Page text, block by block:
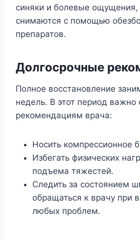
синяки и болевые ощущения,
снимаются с помощью
препаратов.
Долгосрочные
Полное восстановление
недель. В этот период важно
рекомендациям врача:
Носить компрессионное
Избегать физических
подъема тяжестей.
Следить за состоянием
обращаться к врачу при
любых проблем.